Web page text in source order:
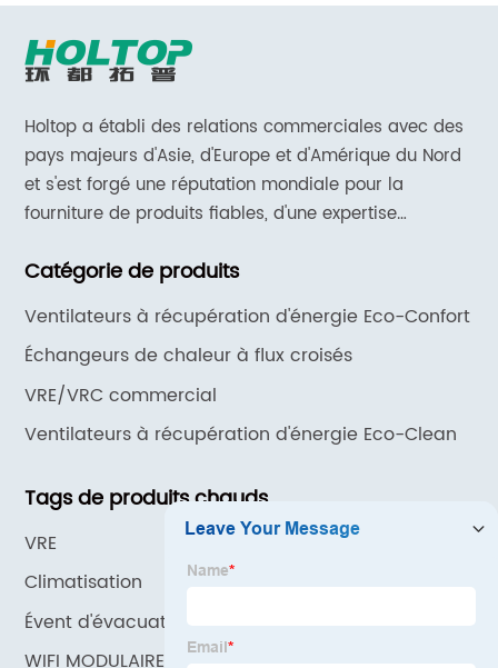
Holtop a établi des relations commerciales avec des
pays majeurs d'Asie, d'Europe et d'Amérique du Nord
et s'est forgé une réputation mondiale pour la
fourniture de produits fiables, d'une expertise
et de services réactifs.
Catégorie de produits
Ventilateurs à récupération d'énergie Eco-Confort
Échangeurs de chaleur à flux croisés
VRE/VRC commercial
Ventilateurs à récupération d'énergie Eco-Clean
Tags de produits chauds
VRE
Climatisation
Évent d'évacuation de plafond
WIFI MODULAIRE